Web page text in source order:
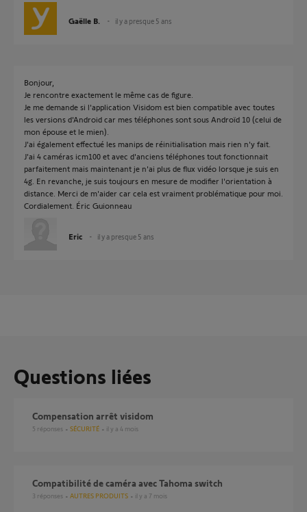
Gaëlle B. il y a presque 5 ans
Bonjour,
Je rencontre exactement le même cas de figure.
Je me demande si l'application Visidom est bien compatible avec toutes
les versions d'Android car mes téléphones sont sous Androïd 10 (celui de
mon épouse et le mien).
J'ai également effectué les manips de réinitialisation mais rien n'y fait.
J'ai 4 caméras icm100 et avec d'anciens téléphones tout fonctionnait
parfaitement mais maintenant je n'ai plus de flux vidéo lorsque je suis en
4g. En revanche, je suis toujours en mesure de modifier l'orientation à
distance. Merci de m'aider car cela est vraiment problématique pour moi.
Cordialement. Éric Guionneau
Eric il y a presque 5 ans
Questions liées
Compensation arrêt visidom
5 réponses SÉCURITÉ il y a 4 mois
compatibilité de caméra avec Tahoma switch
3 réponses AUTRES PRODUITS il y a 7 mois